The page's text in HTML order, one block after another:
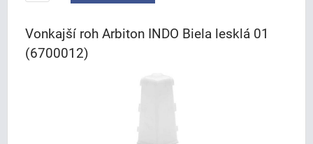
Vonkajší roh Arbiton INDO Biela lesklá 01
(6700012)